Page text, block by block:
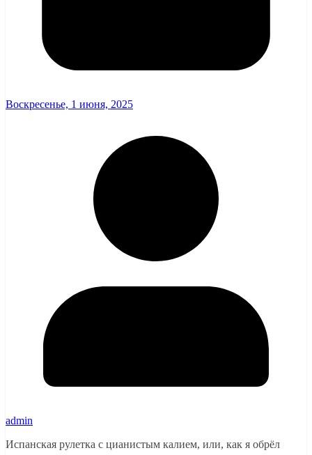
Воскресенье, 1 июня, 2025
admin
Испанская рулетка с цианистым калием, или, как я обрёл